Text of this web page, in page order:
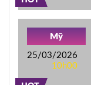
Mỹ
25/03/2026
10h00